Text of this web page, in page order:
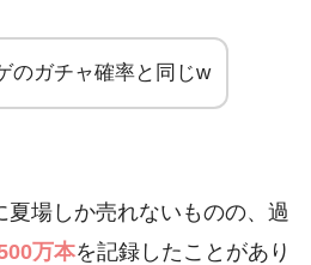
のガチャ確率と同じw
夏場しか売れないものの、過
万本を記録したことがあり